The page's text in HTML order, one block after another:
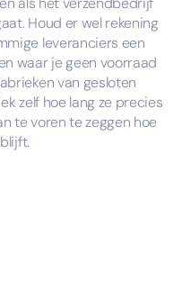
Houd er wel rekening
leveranciers een
waar je geen voorraad
van gesloten
zelf hoe lang ze precies
te voren te zeggen hoe